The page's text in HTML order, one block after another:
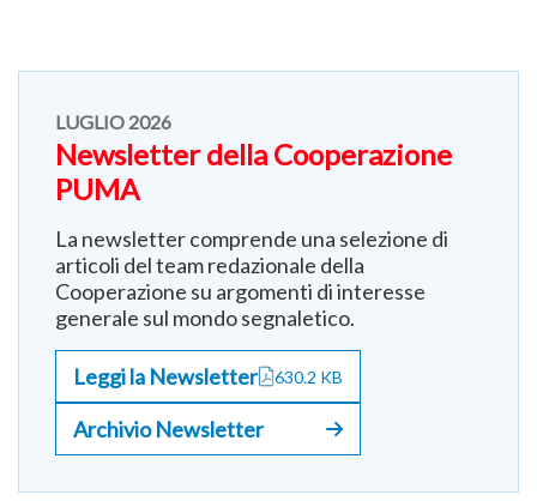
LUGLIO 2026
Newsletter della Cooperazione
PUMA
La newsletter comprende una selezione di
articoli del team redazionale della
Cooperazione su argomenti di interesse
generale sul mondo segnaletico.
Leggi la NewsletterDocumento PDF,
630.2 KB
Apri in nuova scheda
Archivio Newsletter